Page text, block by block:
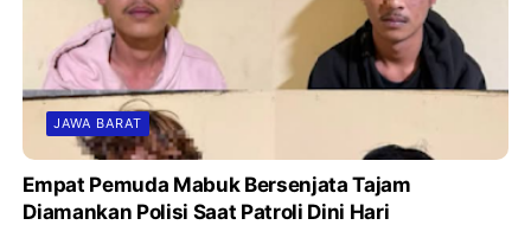
JAWA BARAT
Empat Pemuda Mabuk Bersenjata Tajam
Diamankan Polisi Saat Patroli Dini Hari